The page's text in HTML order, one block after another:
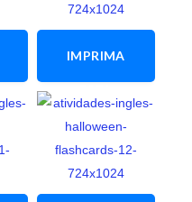
IMPRIMA
ATIVIDADE